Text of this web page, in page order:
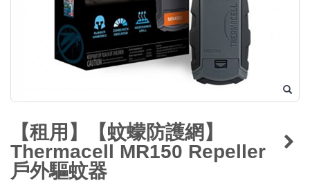
【租用】【蚊蠓防護網】
Thermacell MR150 Repeller
戶外驅蚊器